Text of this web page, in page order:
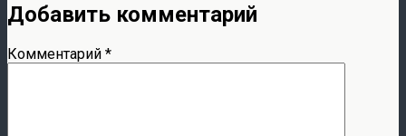
Добавить комментарий
Комментарий *